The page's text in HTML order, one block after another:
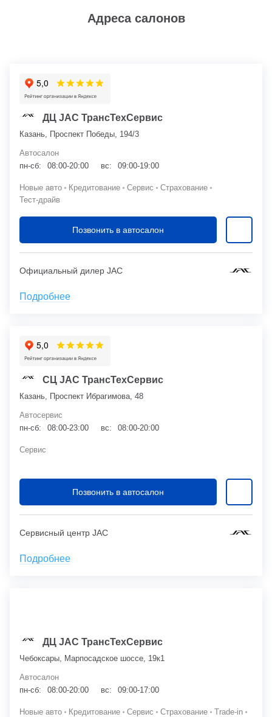
Адреса салонов
ДЦ JAC ТрансТехСервис
Казань, Проспект Победы, 194/3
Автосалон
пн-сб:
08:00-20:00 вс: 09:00-19:00
Новые авто Кредитование Сервис
Страхование
Тест-драйв
Позвонить в автосалон
Официальный дилер JAC
Подробнее
СЦ JAC ТрансТехСервис
Казань, Проспект Ибрагимова, 48
Автосервис
пн-сб:
08:00-23:00 вс: 08:00-20:00
Сервис
Позвонить в автосалон
Сервисный центр JAC
Подробнее
ДЦ JAC ТрансТехСервис
Чебоксары, Марпосадское шоссе, 19к1
Автосалон
пн-сб:
08:00-20:00 вс: 09:00-17:00
Новые авто Кредитование Сервис Страхование
Trade-in